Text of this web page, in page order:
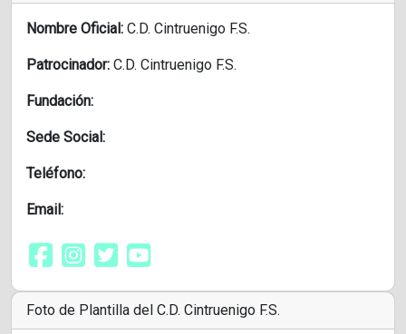
Nombre Oficial: C.D. Cintruenigo F.S.
Patrocinador: C.D. Cintruenigo F.S.
Fundación:
Sede Social:
Teléfono:
Email:
Foto de Plantilla del C.D. Cintruenigo F.S.